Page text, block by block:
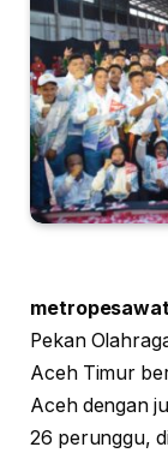
Pekan
Aceh Timur
Aceh dengan
26 perunggu,